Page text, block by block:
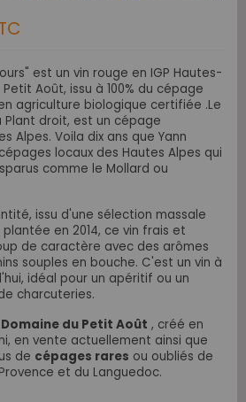
est un vin rouge en IGP Hautes-
Août, issu à 100% du cépage
agriculture biologique certifiée .Le
Plant droit, est un cépage
Alpes. Voila dix ans que Yann
locaux des Hautes Alpes qui
comme le Mollard ou
issu d'une sélection massale
en 2014, ce vin frais et
de caractère avec des arômes
souples en bouche. C'est un vin à
idéal pour un apéritif ou un
charcuteries.
Domaine du Petit Août , créé en
en vente actuellement ainsi que
de cépages rares ou oubliés de
et du Languedoc.